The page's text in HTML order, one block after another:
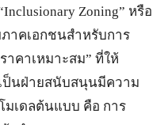
Zoning” หรือ
าคเอกชนสำหรับการ
คาเหมาะสม” ที่ให้
ป็นฝ่ายสนับสนุนมีความ
มเดลต้นแบบ คือ การ